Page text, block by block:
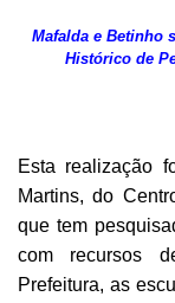
Mafalda e Betinho
Histórico de
Esta realização
Martins, do
que tem
com recursos
Prefeitura, as